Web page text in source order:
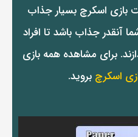
بازی اسکرچ بسیار جذاب
جذاب باشد تا افراد
برای مشاهده همه بازی
اسکرچ بروید.